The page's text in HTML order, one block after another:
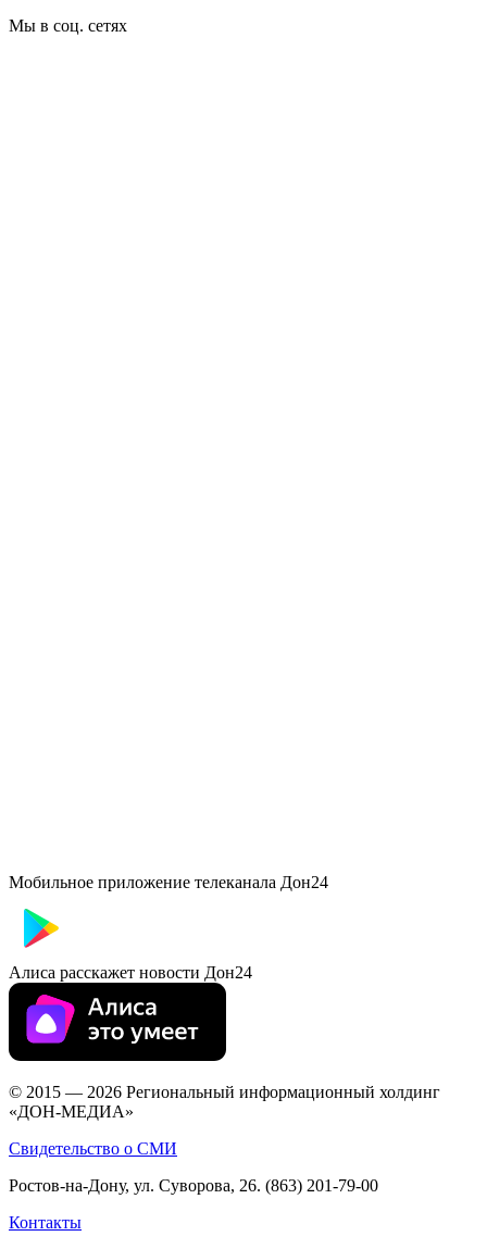
Мы в соц. сетях
Мобильное приложение телеканала Дон24
Алиса расскажет новости Дон24
© 2015 — 2026 Региональный информационный холдинг
«ДОН-МЕДИА»
Свидетельство о СМИ
Ростов-на-Дону, ул. Суворова, 26. (863) 201-79-00
Контакты